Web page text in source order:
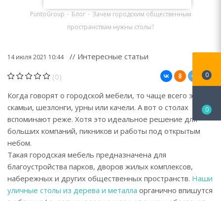
PuntoGroup - Блог - Зачем городским общественным
пространствам нужны столы?
14 июля 2021 10:44 // Интересные статьи
(0)
Когда говорят о городской мебели, то чаще всего это
скамьи, шезлонги, урны или качели. А вот о столах
вспоминают реже. Хотя это идеальное решение для
больших компаний, пикников и работы под открытым
небом.
Такая городская мебель предназначена для
благоустройства парков, дворов жилых комплексов,
набережных и других общественных пространств. Наши
уличные столы из дерева и металла органично впишутся
0
0